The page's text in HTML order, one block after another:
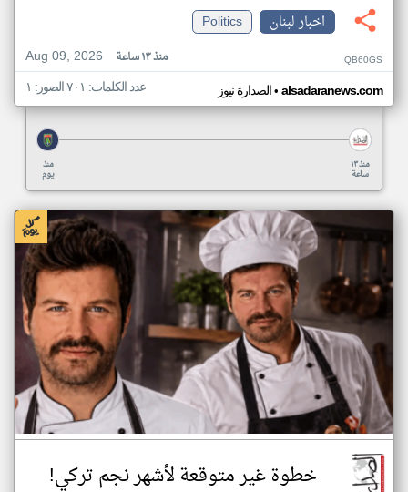
اخبار لبنان
Politics
Aug 09, 2026
منذ ١٣ ساعة QB60GS
الصدارة نيوز• alsadaranews.com عدد الكلمات: ٧٠١ الصور: ١
منذ
يوم
منذ ١٣
ساعة
خطوة غير متوقعة لأشهر نجم تركي!